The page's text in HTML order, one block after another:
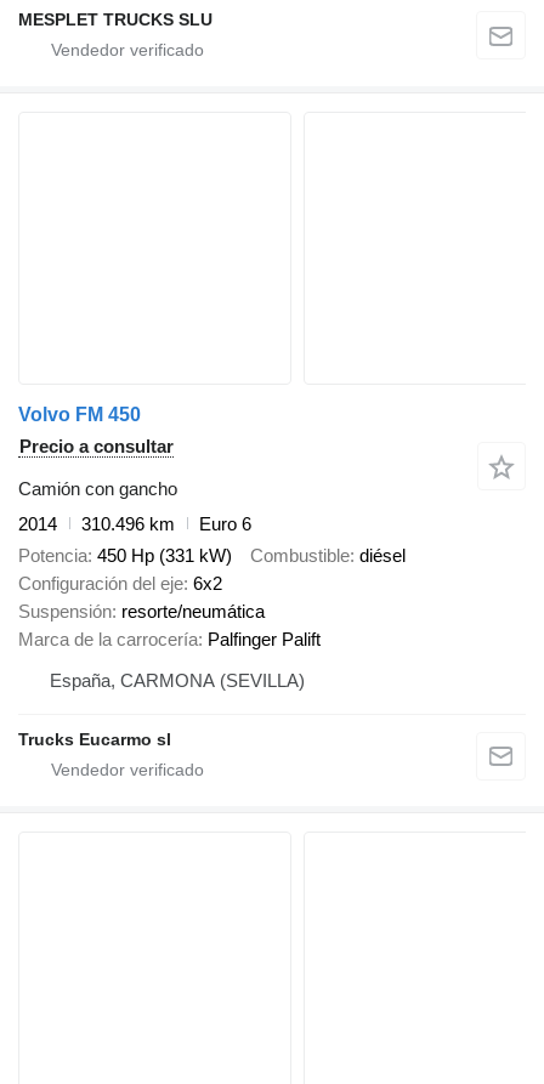
MESPLET TRUCKS SLU
Volvo FM 450
Precio a consultar
Camión con gancho
2014
310.496 km
Euro 6
Potencia 450 Hp (331 kW) Combustible diésel
Configuración del eje 6x2
Suspensión resorte/neumática
Marca de la carrocería Palfinger Palift
España, CARMONA (SEVILLA)
Trucks Eucarmo sl